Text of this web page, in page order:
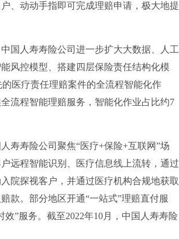
、动动手指即可完成理赔申请，极大地提
国人寿寿险公司进一步扩大大数据、人工
风控模型、搭建四层保险责任结构化模
医疗责任理赔案件的全流程智能化作
流程智能理赔服务，智能化作业占比约7
寿寿险公司聚焦“医疗+保险+互联网”场
远程智能识别、医疗信息线上流转，通过
院探视客户，并通过医疗机构合规地获取
款。部分地区开通“一站式”理赔直付服
”服务。截至2022年10月，中国人寿寿险